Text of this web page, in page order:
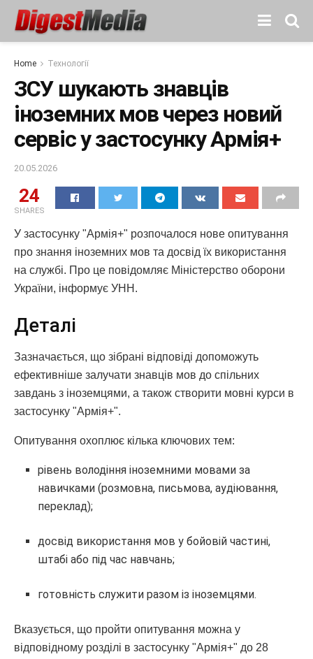
Home Технології
ЗСУ шукають знавців
іноземних мов через новий
сервіс у застосунку Армія+
20.05.2026
24
SHARES
У застосунку "Армія+" розпочалося нове опитування
про знання іноземних мов та досвід їх використання
на службі. Про це повідомляє Міністерство оборони
України, інформує УНН.
Деталі
Зазначається, що зібрані відповіді допоможуть
ефективніше залучати знавців мов до спільних
завдань з іноземцями, а також створити мовні курси в
застосунку "Армія+".
Опитування охоплює кілька ключових тем:
рівень володіння іноземними мовами за
навичками (розмовна, письмова, аудіювання,
переклад);
досвід використання мов у бойовій частині,
штабі або під час навчань;
готовність служити разом із іноземцями.
Вказується, що пройти опитування можна у
відповідному розділі в застосунку "Армія+" до 28